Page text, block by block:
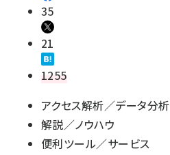
35
21
1255
アクセス解析／データ分析
解説／ノウハウ
便利ツール／サービス